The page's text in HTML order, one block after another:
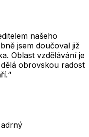
našeho
jsem doučoval již
Oblast vzdělávání je
obrovskou radost